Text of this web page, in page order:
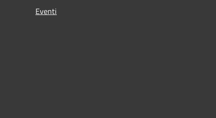
Eventi